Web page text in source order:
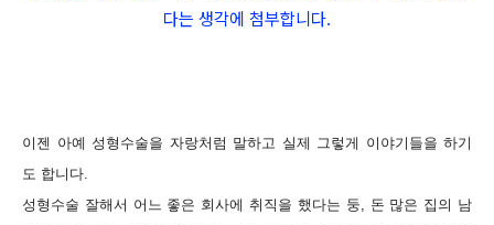
다는 생각에 첨부합니다.
이젠 아예 성형수술을 자랑처럼 말하고 실제 그렇게 이야기들을 하기
도 합니다.
성형수술 잘해서 어느 좋은 회사에 취직을 했다는 둥, 돈 많은 집의 남